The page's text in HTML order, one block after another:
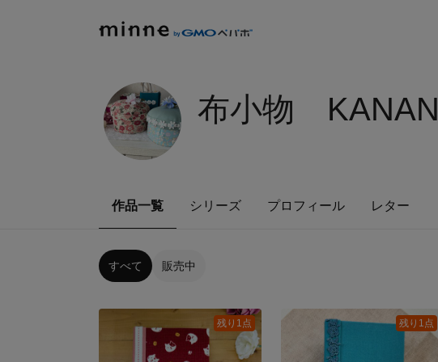
布小物 KANAN
作品一覧 シリーズ プロフィール レター
すべて 販売中
残り1点 残り1点